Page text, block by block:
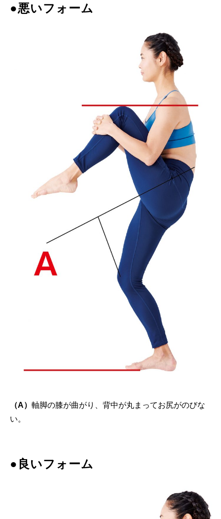
●悪いフォーム
（A） 軸脚の膝が曲がり、背中が丸まってお尻がのびな
い。
●良いフォーム